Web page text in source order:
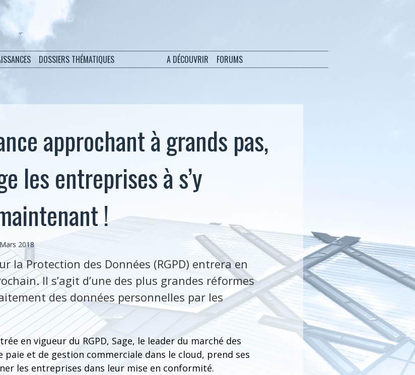
DOSSIERS THÉMATIQUES A DÉCOUVRIR FORUMS
approchant à grands pas,
les entreprises à s’y
!
2018
la Protection des Données (RGPD) entrera en
Il s’agit d’une des plus grandes réformes
des données personnelles par les
en vigueur du RGPD, Sage, le leader du marché des
et de gestion commerciale dans le cloud, prend ses
les entreprises dans leur mise en conformité.